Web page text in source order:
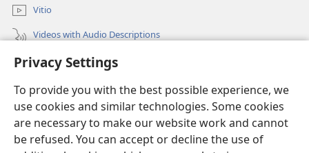
Privacy Settings
To provide you with the best possible experience, we
use cookies and similar technologies. Some cookies
are necessary to make our website work and cannot
be refused. You can accept or decline the use of
Vitio
Videos with Audio Descriptions
Mantha
Mĩvothi
(opens
new
window)Watchtower LIBRARY INDANETINĨ™
(opens